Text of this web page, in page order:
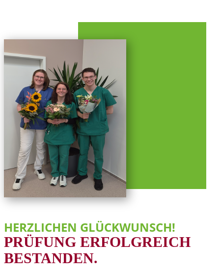
HERZLICHEN GLÜCKWUNSCH!
PRÜFUNG ERFOLGREICH
BESTANDEN.